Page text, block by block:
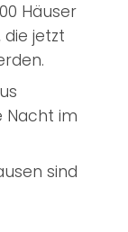
Häuser
jetzt
Nacht im
sind